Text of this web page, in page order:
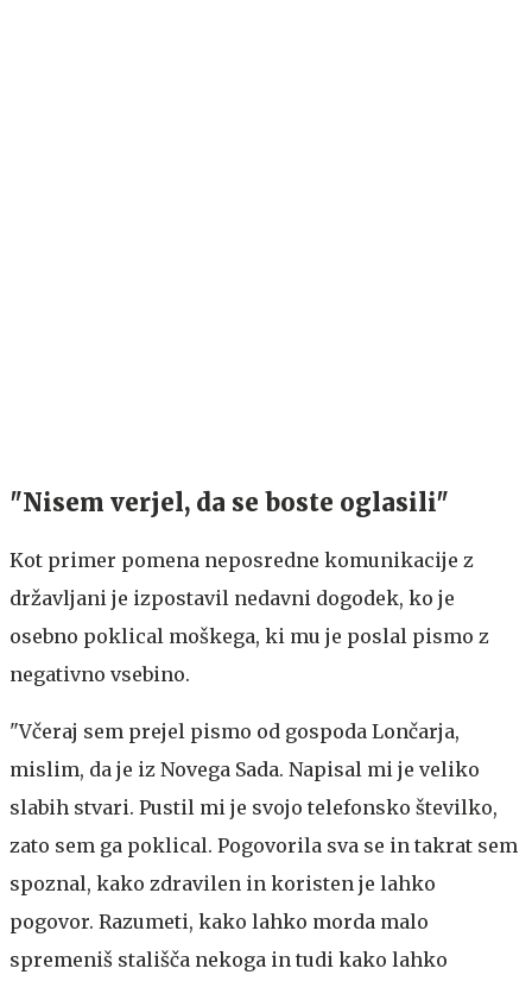
"Nisem verjel, da se boste oglasili"
Kot primer pomena neposredne komunikacije z
državljani je izpostavil nedavni dogodek, ko je
osebno poklical moškega, ki mu je poslal pismo z
negativno vsebino.
"Včeraj sem prejel pismo od gospoda Lončarja,
mislim, da je iz Novega Sada. Napisal mi je veliko
slabih stvari. Pustil mi je svojo telefonsko številko,
zato sem ga poklical. Pogovorila sva se in takrat sem
spoznal, kako zdravilen in koristen je lahko
pogovor. Razumeti, kako lahko morda malo
spremeniš stališča nekoga in tudi kako lahko